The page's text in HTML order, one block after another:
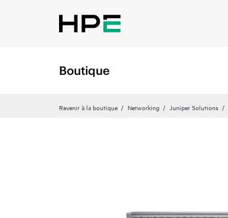
Boutique
Revenir à la boutique Networking Juniper Solutions